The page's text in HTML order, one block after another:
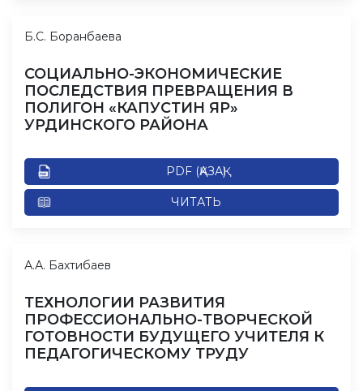
Б.С. Боранбаева
СОЦИАЛЬНО-ЭКОНОМИЧЕСКИЕ
ПОСЛЕДСТВИЯ ПРЕВРАЩЕНИЯ В
ПОЛИГОН «КАПУСТИН ЯР»
УРДИНСКОГО РАЙОНА
PDF (ҚАЗАҚ)
ЧИТАТЬ
А.А. Бахтибаев
ТЕХНОЛОГИИ РАЗВИТИЯ
ПРОФЕССИОНАЛЬНО-ТВОРЧЕСКОЙ
ГОТОВНОСТИ БУДУЩЕГО УЧИТЕЛЯ К
ПЕДАГОГИЧЕСКОМУ ТРУДУ